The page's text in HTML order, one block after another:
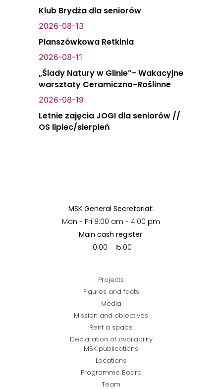
Klub Brydża dla seniorów
2026-08-13
Planszówkowa Retkinia
2026-08-11
„Ślady Natury w Glinie”- Wakacyjne
warsztaty Ceramiczno-Roślinne
2026-08-19
Letnie zajęcia JOGI dla seniorów //
OS lipiec/sierpień
MSK General Secretariat:
Mon - Fri 8:00 am - 4:00 pm
Main cash register:
10:00 - 15:00
Projects
Figures and facts
Media
Mission and objectives
Rent a space
Declaration of availability
MSK publications
Locations
Programme Board
Team